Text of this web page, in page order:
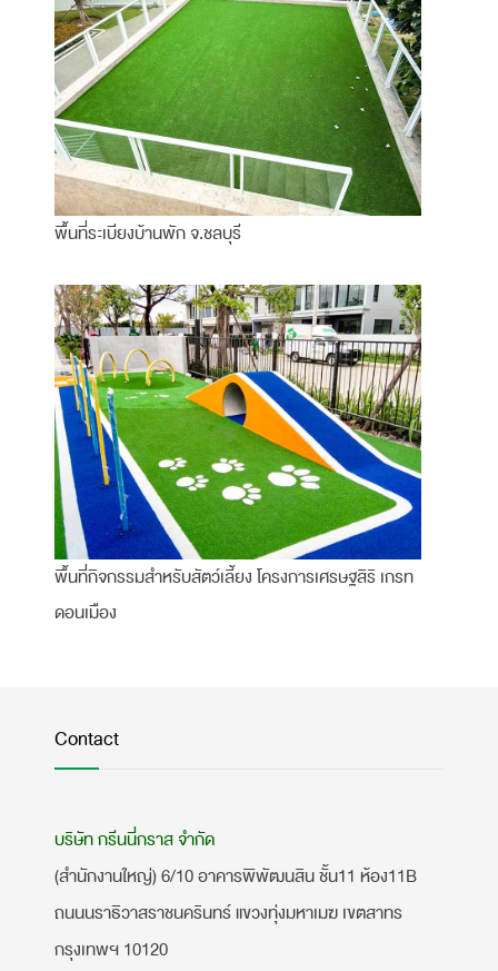
พื้นที่ระเบียงบ้านพัก จ.ชลบุรี
พื้นที่กิจกรรมสำหรับสัตว์เลี้ยง โครงการเศรษฐสิริ เกรท
ดอนเมือง
Contact
บริษัท กรีนนี่กราส จำกัด
(สำนักงานใหญ่) 6/10 อาคารพิพัฒนสิน ชั้น11 ห้อง11B
ถนนนราธิวาสราชนครินทร์ แขวงทุ่งมหาเมฆ เขตสาทร
กรุงเทพฯ 10120